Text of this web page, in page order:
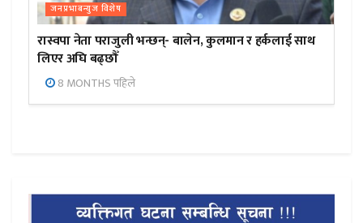
जनप्रभाबन्युज विशेष
रास्वपा नेता पराजुली भन्छन्- बालेन, कुलमान र हर्कलाई साथ
लिएर अघि बढ्छौँ
8 MONTHS पहिले